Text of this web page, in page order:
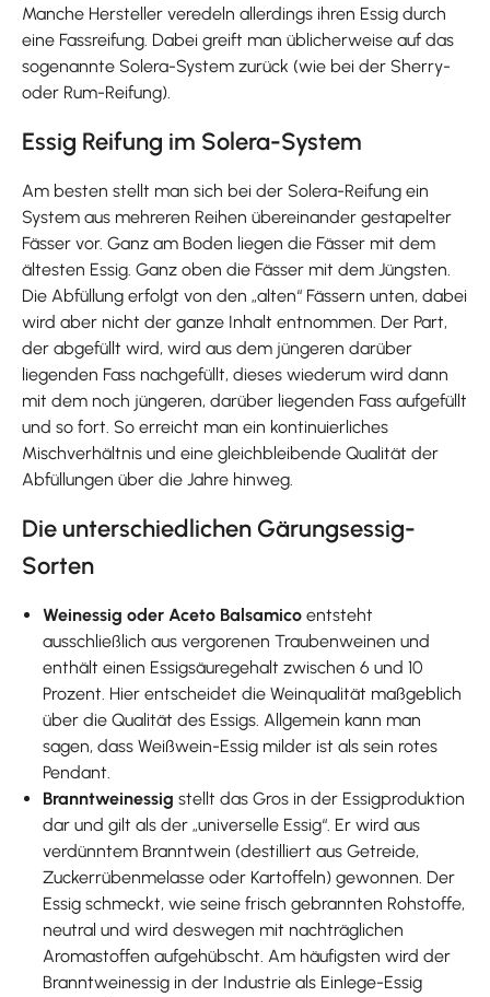
Manche Hersteller veredeln allerdings ihren Essig durch
eine Fassreifung. Dabei greift man üblicherweise auf das
sogenannte Solera-System zurück (wie bei der Sherry-
oder Rum-Reifung).
Essig Reifung im Solera-System
Am besten stellt man sich bei der Solera-Reifung ein
System aus mehreren Reihen übereinander gestapelter
Fässer vor. Ganz am Boden liegen die Fässer mit dem
ältesten Essig. Ganz oben die Fässer mit dem Jüngsten.
Die Abfüllung erfolgt von den „alten“ Fässern unten, dabei
wird aber nicht der ganze Inhalt entnommen. Der Part,
der abgefüllt wird, wird aus dem jüngeren darüber
liegenden Fass nachgefüllt, dieses wiederum wird dann
mit dem noch jüngeren, darüber liegenden Fass aufgefüllt
und so fort. So erreicht man ein kontinuierliches
Mischverhältnis und eine gleichbleibende Qualität der
Abfüllungen über die Jahre hinweg.
Die unterschiedlichen Gärungsessig-
Sorten
Weinessig oder Aceto Balsamico entsteht
ausschließlich aus vergorenen Traubenweinen und
enthält einen Essigsäuregehalt zwischen 6 und 10
Prozent. Hier entscheidet die Weinqualität maßgeblich
über die Qualität des Essigs. Allgemein kann man
sagen, dass Weißwein-Essig milder ist als sein rotes
Pendant.
Branntweinessig stellt das Gros in der Essigproduktion
dar und gilt als der „universelle Essig“. Er wird aus
verdünntem Branntwein (destilliert aus Getreide,
Zuckerrübenmelasse oder Kartoffeln) gewonnen. Der
Essig schmeckt, wie seine frisch gebrannten Rohstoffe,
neutral und wird deswegen mit nachträglichen
Aromastoffen aufgehübscht. Am häufigsten wird der
Branntweinessig in der Industrie als Einlege-Essig